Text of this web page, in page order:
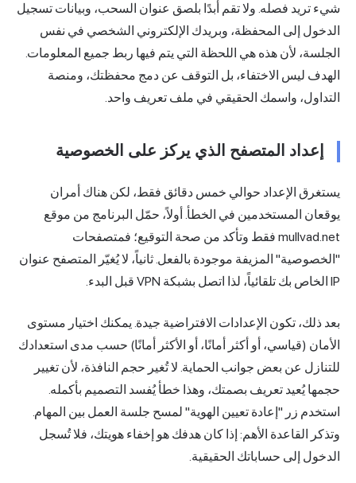
تريد فصله. ولا تقم أبدًا بلصق عنوان السحب، وبيانات تسجيل
إلى المحفظة، وبريدك الإلكتروني الشخصي في نفس
لأن هذه هي اللحظة التي يتم فيها ربط جميع المعلومات.
ليس الاختفاء، بل التوقف عن دمج محفظتك، ومنصة
واسمك الحقيقي في ملف تعريف واحد.
إعداد المتصفح الذي يركز على الخصوصية
الإعداد حوالي خمس دقائق فقط، لكن هناك أمران
المستخدمين في الخطأ. أولاً، حمّل البرنامج من موقع
mullvad.net فقط وتأكد من صحة التوقيع؛ فمتصفحات
المزيفة موجودة بالفعل. ثانياً، لا يُغيّر المتصفح عنوان
ذلك، تكون الإعدادات الافتراضية جيدة. يمكنك اختيار مستوى
(قياسي، أو أكثر أمانًا، أو الأكثر أمانًا) حسب مدى استعدادك
عن بعض جوانب الحماية. لا تُغير حجم النافذة، لأن تغيير
يُعيد تعريف بصمتك، وهذا خطأ يُفسد التصميم بأكمله.
زر "إعادة تعيين الهوية" لمسح جلسة العمل بين المهام.
القاعدة الأهم: إذا كان هدفك هو إخفاء هويتك، فلا تُسجل
إلى حساباتك الحقيقية.